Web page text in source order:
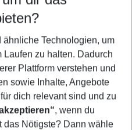
Technologien, um
Laufen zu halten. Dadurch
Plattform verstehen und
sowie Inhalte, Angebote
dich relevant sind und zu
, wenn du
das Nötigste? Dann wähle